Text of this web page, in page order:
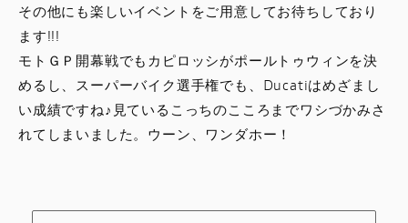
その他にも楽しいイベントをご用意してお待ちしており
ます!!!
モトＧＰ開幕戦でもカピロッシがポールトゥウィンを決
めるし、スーパーバイク選手権でも、Ducatiはめざまし
い成績ですね♪見ているこっちのこころまでワシづかみさ
れてしまいました。ウーン、ワンダホー！